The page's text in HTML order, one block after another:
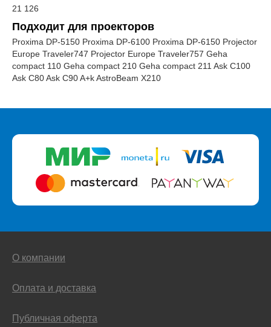
21 126
Подходит для проекторов
Proxima DP-5150 Proxima DP-6100 Proxima DP-6150 Projector
Europe Traveler747 Projector Europe Traveler757 Geha
compact 110 Geha compact 210 Geha compact 211 Ask C100
Ask C80 Ask C90 A+k AstroBeam X210
О компании
Оплата и доставка
Публичная оферта